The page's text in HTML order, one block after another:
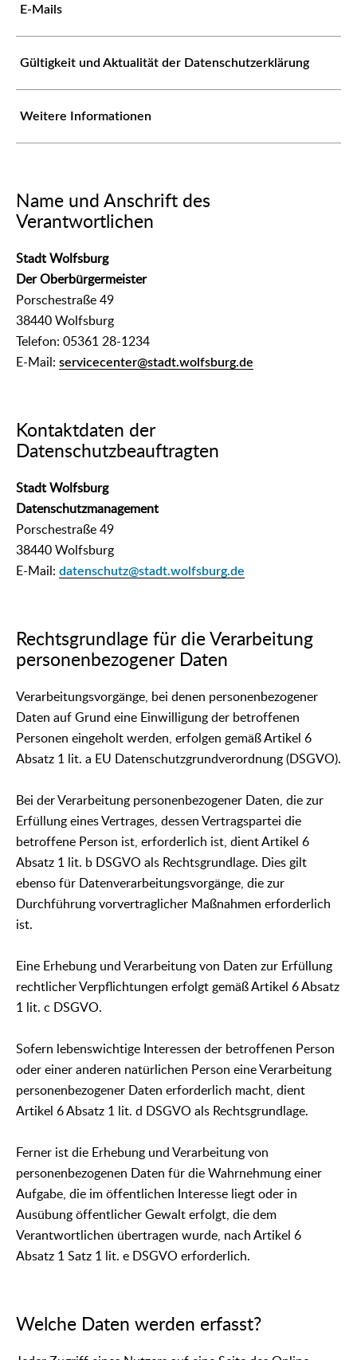
E-Mails
Gültigkeit und Aktualität der Datenschutzerklärung
Weitere Informationen
Name und Anschrift des
Verantwortlichen
Stadt Wolfsburg
Der Oberbürgermeister
Porschestraße 49
38440 Wolfsburg
Telefon: 05361 28-1234
E-Mail: servicecenter@stadt.wolfsburg.de
Kontaktdaten der
Datenschutzbeauftragten
Stadt Wolfsburg
Datenschutzmanagement
Porschestraße 49
38440 Wolfsburg
E-Mail: datenschutz@stadt.wolfsburg.de
Rechtsgrundlage für die Verarbeitung
personenbezogener Daten
Verarbeitungsvorgänge, bei denen personenbezogener
Daten auf Grund eine Einwilligung der betroffenen
Personen eingeholt werden, erfolgen gemäß Artikel 6
Absatz 1 lit. a EU Datenschutzgrundverordnung (DSGVO).
Bei der Verarbeitung personenbezogener Daten, die zur
Erfüllung eines Vertrages, dessen Vertragspartei die
betroffene Person ist, erforderlich ist, dient Artikel 6
Absatz 1 lit. b DSGVO als Rechtsgrundlage. Dies gilt
ebenso für Datenverarbeitungsvorgänge, die zur
Durchführung vorvertraglicher Maßnahmen erforderlich
ist.
Eine Erhebung und Verarbeitung von Daten zur Erfüllung
rechtlicher Verpflichtungen erfolgt gemäß Artikel 6 Absatz
1 lit. c DSGVO.
Sofern lebenswichtige Interessen der betroffenen Person
oder einer anderen natürlichen Person eine Verarbeitung
personenbezogener Daten erforderlich macht, dient
Artikel 6 Absatz 1 lit. d DSGVO als Rechtsgrundlage.
Ferner ist die Erhebung und Verarbeitung von
personenbezogenen Daten für die Wahrnehmung einer
Aufgabe, die im öffentlichen Interesse liegt oder in
Ausübung öffentlicher Gewalt erfolgt, die dem
Verantwortlichen übertragen wurde, nach Artikel 6
Absatz 1 Satz 1 lit. e DSGVO erforderlich.
Welche Daten werden erfasst?